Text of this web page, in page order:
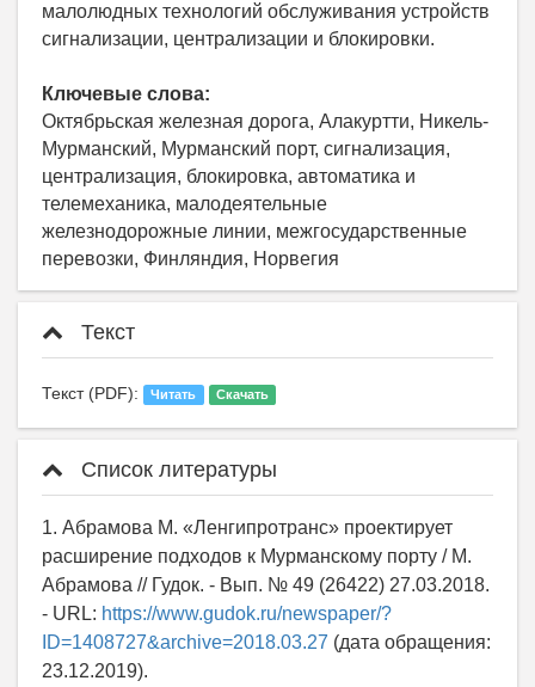
малолюдных технологий обслуживания устройств
сигнализации, централизации и блокировки.
Ключевые слова:
Октябрьская железная дорога, Алакуртти, Никель-
Мурманский, Мурманский порт, сигнализация,
централизация, блокировка, автоматика и
телемеханика, малодеятельные
железнодорожные линии, межгосударственные
перевозки, Финляндия, Норвегия
Текст
Текст (PDF): Читать Скачать
Список литературы
1. Абрамова М. «Ленгипротранс» проектирует
расширение подходов к Мурманскому порту / М.
Абрамова // Гудок. - Вып. № 49 (26422) 27.03.2018.
- URL: https://www.gudok.ru/newspaper/?
ID=1408727&archive=2018.03.27 (дата обращения:
23.12.2019).